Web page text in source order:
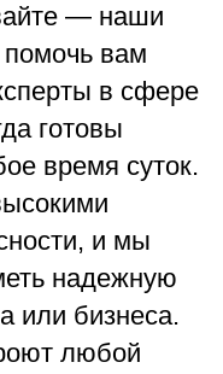
— наши
вам
в сфере
готовы
время суток.
и мы
надежную
или бизнеса.
любой